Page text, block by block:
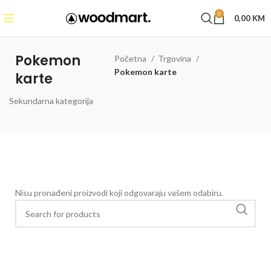
0 0,00 KM
Pokemon
karte
Početna
Trgovina
Pokemon karte
Sekundarna kategorija
Nisu pronađeni proizvodi koji odgovaraju vašem odabiru.